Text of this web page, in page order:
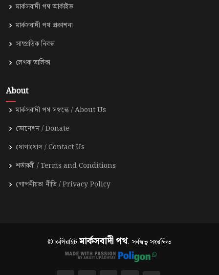
মার্কসবাদী পথ আর্কাইভ
মার্কসবাদী পথ প্রকাশনা
সাম্প্রতিক নিবন্ধ
লেখক তালিকা
About
মার্কসবাদী পথ সম্বন্ধে / About Us
ডোনেশন / Donate
যোগাযোগ / Contact Us
শর্তাবলী / Terms and Conditions
গোপনীয়তা নীতি / Privacy Policy
© কপিরাইটমার্কসবাদী পথ. সর্বস্বত্ব সংরক্ষিত